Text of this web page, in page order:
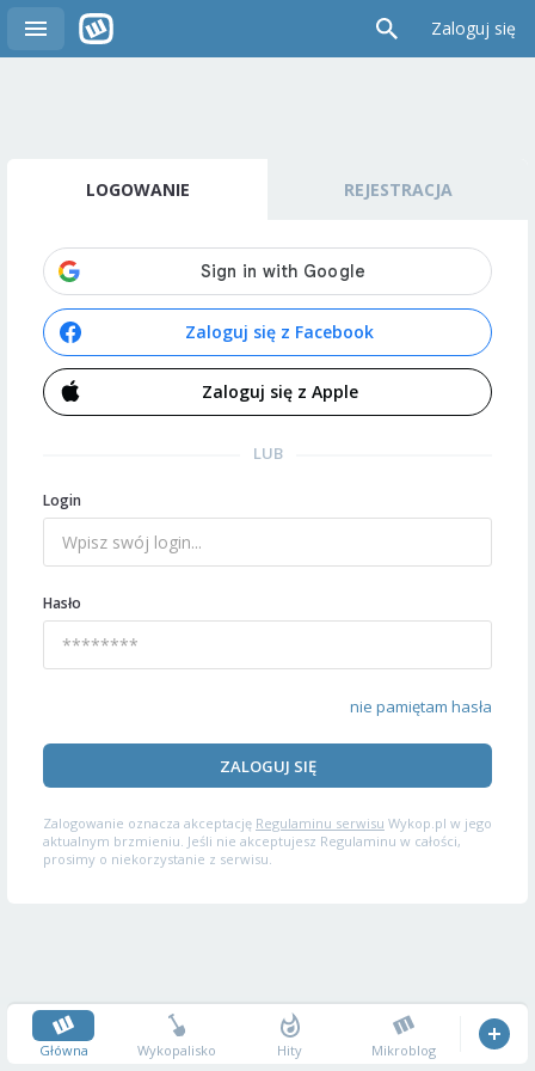
Zaloguj się
LOGOWANIE REJESTRACJA
Zaloguj się z Facebook
Zaloguj się z Apple
LUB
Login
Hasło
nie pamiętam hasła
ZALOGUJ SIĘ
Zalogowanie oznacza akceptację Regulaminu serwisu Wykop.pl w jego
aktualnym brzmieniu. Jeśli nie akceptujesz Regulaminu w całości,
prosimy o niekorzystanie z serwisu.
Główna Wykopalisko Hity Mikroblog